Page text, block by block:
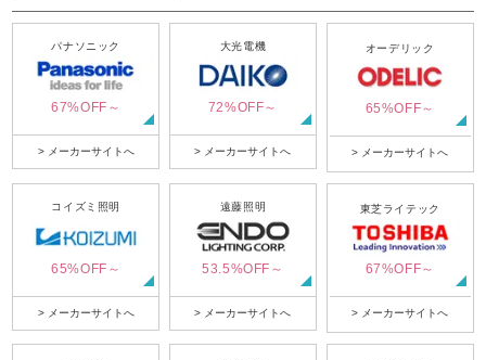
パナソニック
67%OFF～
> メーカーサイトへ
大光電機
72%OFF～
> メーカーサイトへ
オーデリック
65%OFF～
> メーカーサイトへ
コイズミ照明
65%OFF～
> メーカーサイトへ
遠藤照明
53.5%OFF～
> メーカーサイトへ
東芝ライテック
67%OFF～
> メーカーサイトへ